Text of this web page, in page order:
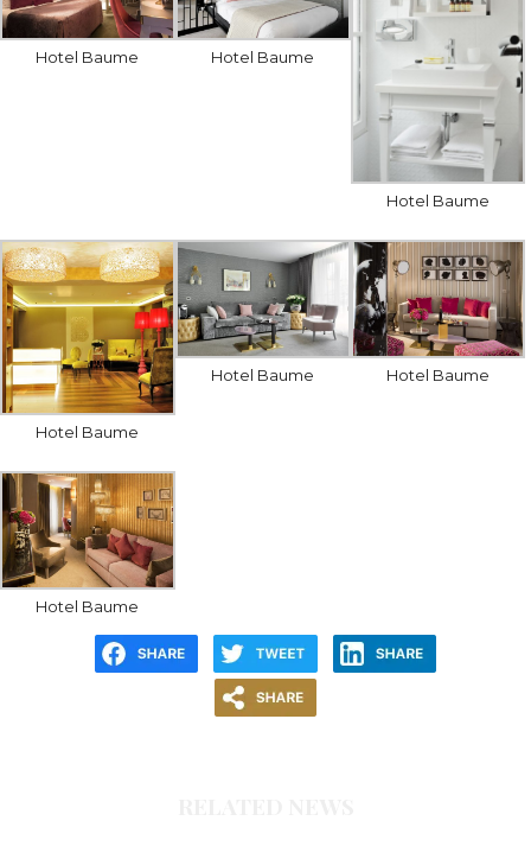
Hotel Baume Hotel Baume
Hotel Baume
Hotel Baume
Hotel Baume Hotel Baume
Hotel Baume